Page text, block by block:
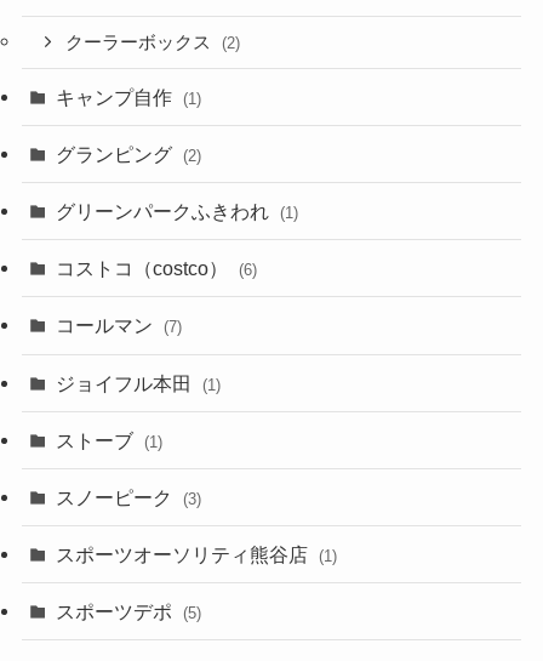
クーラーボックス (2)
キャンプ自作 (1)
グランピング (2)
グリーンパークふきわれ (1)
コストコ（costco） (6)
コールマン (7)
ジョイフル本田 (1)
ストーブ (1)
スノーピーク (3)
スポーツオーソリティ熊谷店 (1)
スポーツデポ (5)